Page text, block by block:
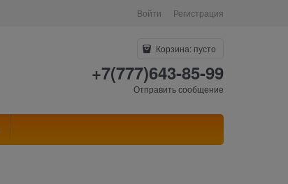
Войти Регистрация
Корзина: пусто
+7(777)643-85-99
Отправить сообщение